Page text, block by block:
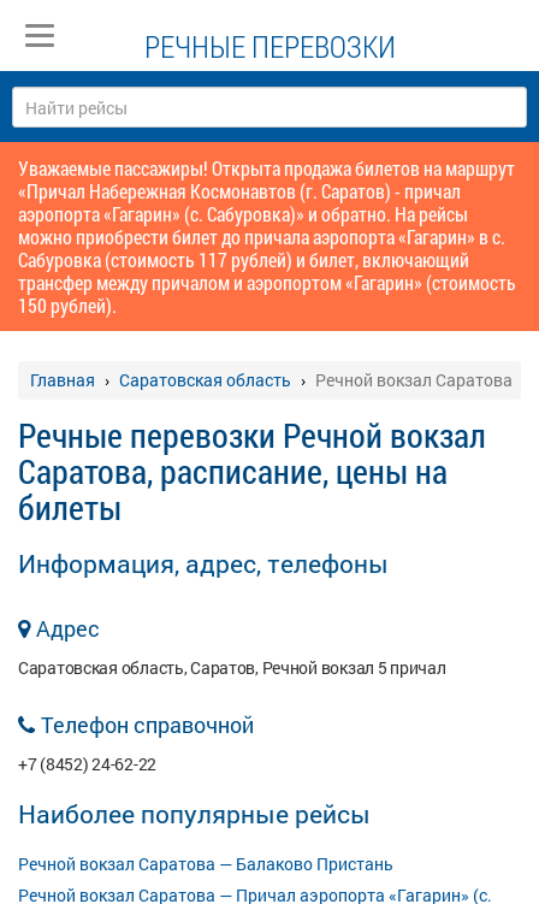
РЕЧНЫЕ ПЕРЕВОЗКИ
Уважаемые пассажиры! Открыта продажа билетов на маршрут
«Причал Набережная Космонавтов (г. Саратов) - причал
аэропорта «Гагарин» (с. Сабуровка)» и обратно. На рейсы
можно приобрести билет до причала аэропорта «Гагарин» в с.
Сабуровка (стоимость 117 рублей) и билет, включающий
трансфер между причалом и аэропортом «Гагарин» (стоимость
150 рублей).
Главная Саратовская область Речной вокзал Саратова
Речные перевозки Речной вокзал
Саратова, расписание, цены на
билеты
Информация, адрес, телефоны
Адрес
Саратовская область, Саратов, Речной вокзал 5 причал
Телефон справочной
+7 (8452) 24-62-22
Наиболее популярные рейсы
Речной вокзал Саратова — Балаково Пристань
Речной вокзал Саратова — Причал аэропорта «Гагарин» (с.